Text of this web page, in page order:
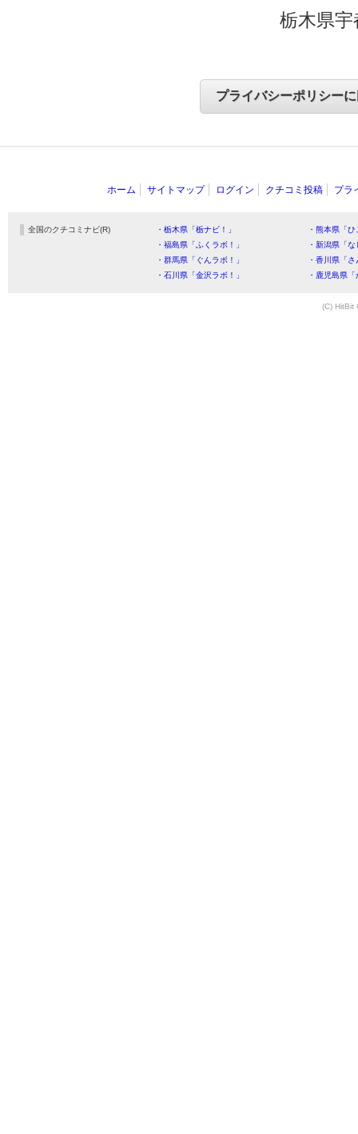
栃木県
ホーム サイトマップ ログイン クチコミ投稿 プラ
全国のクチコミナビ(R) ・栃木県「栃ナビ！」
・熊本県「
・福島県「ふくラボ！」
・新潟県「
・群馬県「ぐんラボ！」
・香川県「
・石川県「金沢ラボ！」
・鹿児島県
(C) HitBit